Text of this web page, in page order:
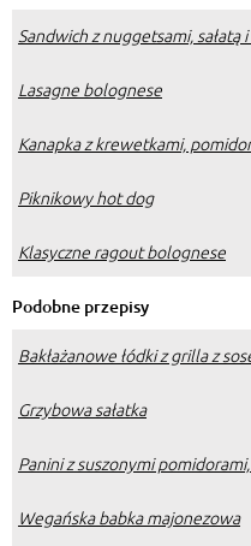
Sandwich z nuggetsami, sałatą
Lasagne bolognese
Kanapka z krewetkami,
Piknikowy hot dog
Klasyczne ragout bolognese
Podobne przepisy
Bakłażanowe łódki z grilla z
Grzybowa sałatka
Panini z suszonymi
Wegańska babka majonezowa